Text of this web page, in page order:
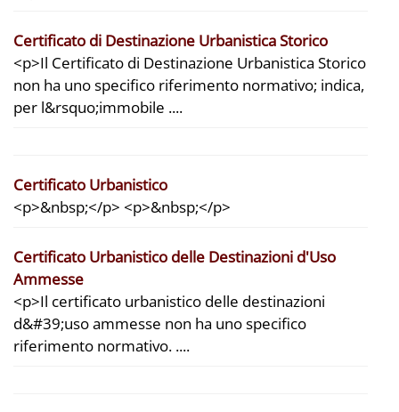
Certificato di Destinazione Urbanistica Storico
<p>Il Certificato di Destinazione Urbanistica Storico
non ha uno specifico riferimento normativo; indica,
per l&rsquo;immobile ....
Certificato Urbanistico
<p>&nbsp;</p> <p>&nbsp;</p>
Certificato Urbanistico delle Destinazioni d'Uso
Ammesse
<p>Il certificato urbanistico delle destinazioni
d&#39;uso ammesse non ha uno specifico
riferimento normativo. ....